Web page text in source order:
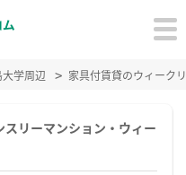
学周辺 家具付賃貸のウィーク
リーマンション・ウィー